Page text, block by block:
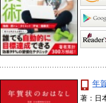
年
著：日